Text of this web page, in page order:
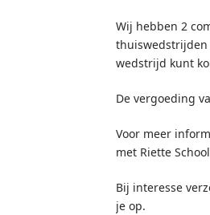
Wij hebben 2
thuiswedstrijden
wedstrijd kunt
De vergoeding
Voor meer
met Riette
Bij interesse
je op.